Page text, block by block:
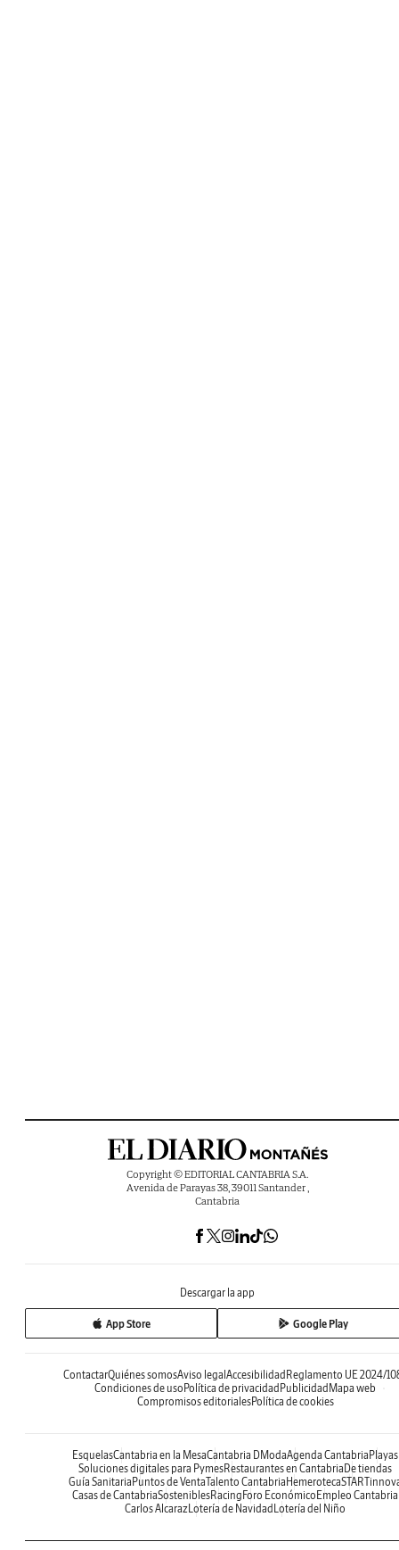
Copyright © EDITORIAL CANTABRIA S.A.
Avenida de Parayas 38, 39011 Santander ,
Cantabria
Descargar la app
App Store Google Play
ContactarQuiénes somosAviso legal Accesibilidad Reglamento UE 2024/
Condiciones de uso Política de privacidad Publicidad Mapa web
Compromisos editorialesPolítica de cookies
EsquelasCantabria en la MesaCantabria DModaAgenda Cantabria Playas
Soluciones digitales para PymesRestaurantes en Cantabria De tiendas
Guía Sanitaria Puntos de VentaTalento Cantabria Hemeroteca
Casas de CantabriaSosteniblesRacing Foro Económico Empleo Cantabria
Carlos AlcarazLotería de Navidad Lotería del Niño